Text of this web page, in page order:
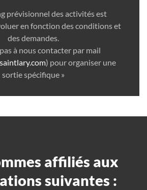
prévisionnel des activités est
en fonction des conditions et
des demandes.
à nous contacter par mail
) pour organiser une
sortie spécifique »
affiliés aux
suivantes :